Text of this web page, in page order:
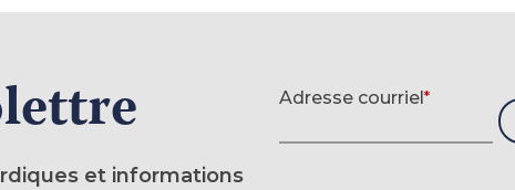
et informations
Adresse courriel*